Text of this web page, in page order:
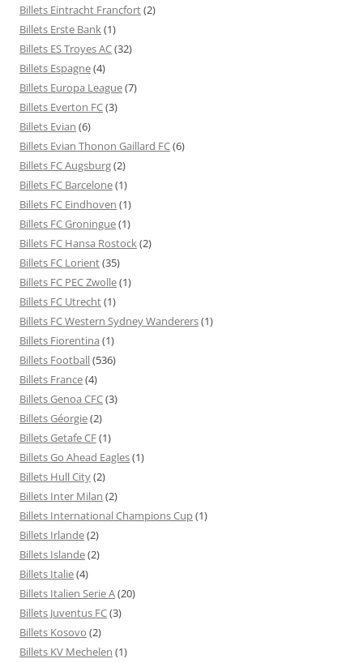
Billets Eintracht Francfort(2)
Billets Erste Bank(1)
Billets ES Troyes AC(32)
Billets Espagne(4)
Billets Europa League(7)
Billets Everton FC(3)
Billets Evian (6)
Billets Evian Thonon Gaillard FC(6)
Billets FC Augsburg(2)
Billets FC Barcelone(1)
Billets FC Eindhoven (1)
Billets FC Groningue(1)
Billets FC Hansa Rostock(2)
Billets FC Lorient(35)
Billets FC PEC Zwolle(1)
Billets FC Utrecht(1)
Billets FC Western Sydney Wanderers(1)
Billets Fiorentina (1)
Billets Football(536)
Billets France(4)
Billets Genoa CFC(3)
Billets Géorgie(2)
Billets Getafe CF(1)
Billets Go Ahead Eagles(1)
Billets Hull City(2)
Billets Inter Milan (2)
Billets International Champions Cup(1)
Billets Irlande(2)
Billets Islande(2)
Billets Italie(4)
Billets Italien Serie A(20)
Billets Juventus FC(3)
Billets Kosovo (2)
Billets KV Mechelen (1)